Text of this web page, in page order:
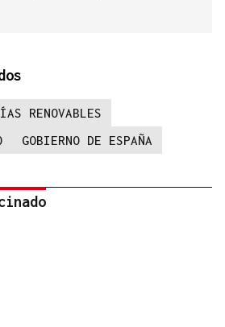
RENOVABLES
GOBIERNO DE ESPAÑA